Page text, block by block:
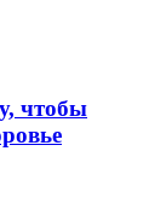
чтобы